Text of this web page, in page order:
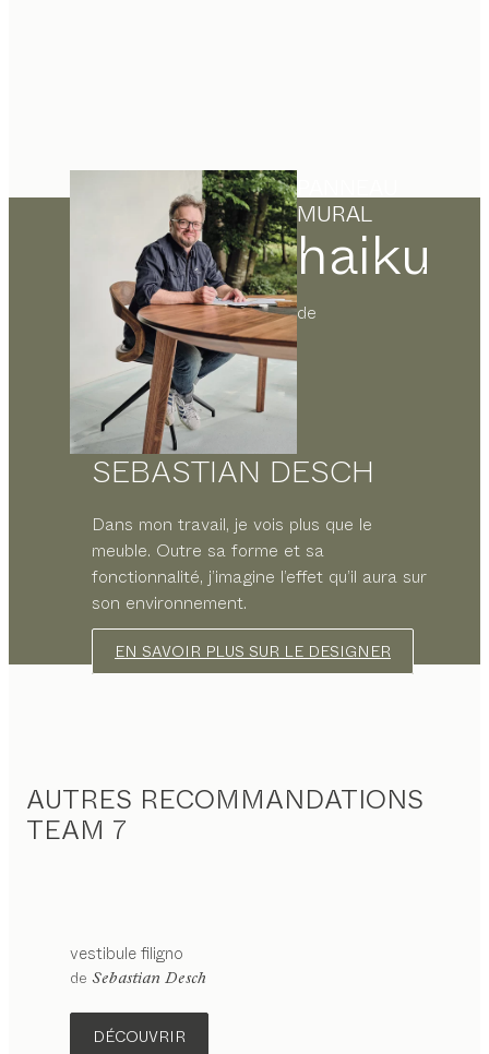
MURAL
haiku
de
SEBASTIAN DESCH
Dans mon travail, je vois plus que le
meuble. Outre sa forme et sa
fonctionnalité, j’imagine l’effet qu’il aura sur
son environnement.
EN SAVOIR PLUS SUR LE DESIGNER
AUTRES RECOMMANDATIONS
TEAM 7
vestibulefiligno
de Sebastian Desch
DÉCOUVRIR